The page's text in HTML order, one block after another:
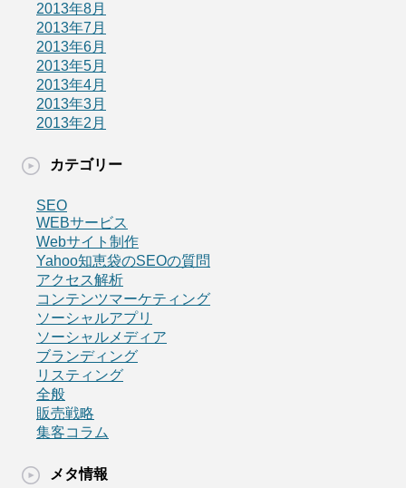
2013年8月
2013年7月
2013年6月
2013年5月
2013年4月
2013年3月
2013年2月
カテゴリー
SEO
WEBサービス
Webサイト制作
Yahoo知恵袋のSEOの質問
アクセス解析
コンテンツマーケティング
ソーシャルアプリ
ソーシャルメディア
ブランディング
リスティング
全般
販売戦略
集客コラム
メタ情報